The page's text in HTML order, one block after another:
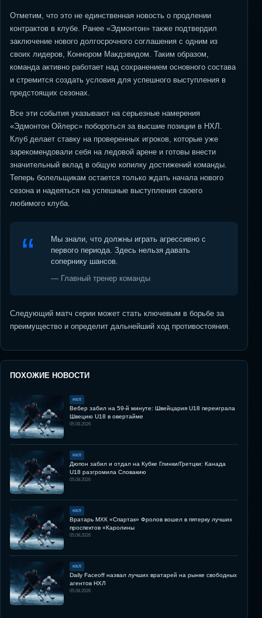
Отметим, что это не единственная новость о продлении
контрактов в клубе. Ранее «Эдмонтон» также подтвердил
заключение нового долгосрочного соглашения с одним из
своих лидеров, Коннором Макдэвидом. Таким образом,
команда активно работает над сохранением основного состава
и стремится создать условия для успешного выступления в
предстоящих сезонах.
Все эти события указывают на серьезные намерения
«Эдмонтон Ойлерс» побороться за высшие позиции в НХЛ.
Клуб делает ставку на проверенных игроков, которые уже
зарекомендовали себя на ледовой арене и готовы внести
значительный вклад в общую копилку достижений команды.
Теперь болельщикам остается только ждать начала нового
сезона и надеяться на успешные выступления своего
любимого клуба.
Мы знали, что должны играть агрессивно с
первого периода. Здесь нельзя давать
сопернику шансов.
— Главный тренер команды
Следующий матч серии может стать ключевым в борьбе за
преимущество и определит дальнейший ход противостояния.
ПОХОЖИЕ НОВОСТИ
НХЛ
Вебер забил на 59-й минуте: Швейцария U18 переиграла
Швецию U18 в овертайме
05.08.2026
НХЛ
Дюпон забил и отдал на Кубке Глинки/Гретцки: Канада
U18 разгромила Словакию
05.08.2026
НХЛ
Вратарь МХК «Спартак» Фролов вошел в пятерку лучших
проспектов «Каролины
05.08.2026
НХЛ
Daily Faceoff назвал лучших вратарей на рынке свободных
агентов НХЛ
05.08.2026